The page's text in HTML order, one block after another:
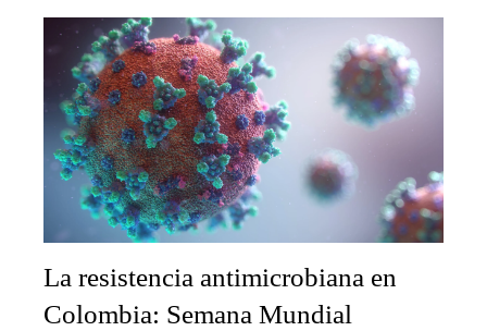
La resistencia antimicrobiana en
Colombia: Semana Mundial